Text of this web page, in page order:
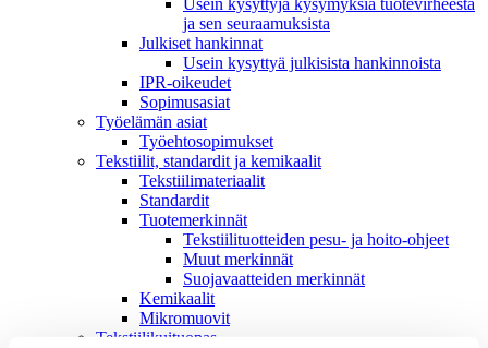
Usein kysyttyjä kysymyksiä tuotevirheestä
ja sen seuraamuksista
Julkiset hankinnat
Usein kysyttyä julkisista hankinnoista
IPR-oikeudet
Sopimusasiat
Työelämän asiat
Työehto­sopimukset
Tekstiilit, standardit ja kemikaalit
Tekstiilimateriaalit
Standardit
Tuotemerkinnät
Tekstiilituotteiden pesu- ja hoito-ohjeet
Muut merkinnät
Suojavaatteiden merkinnät
Kemikaalit
Mikromuovit
Tekstiilikuitu­opas